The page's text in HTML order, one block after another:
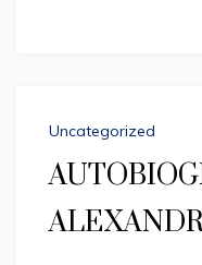
Uncategorized